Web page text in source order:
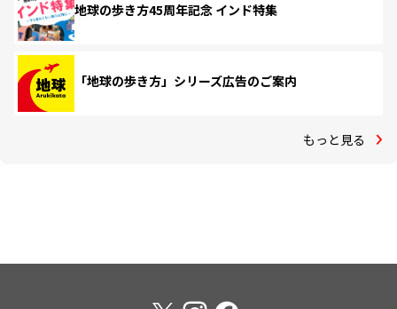
地球の歩き方45周年記念 インド特集
「地球の歩き方」シリーズ広告のご案内
もっと見る